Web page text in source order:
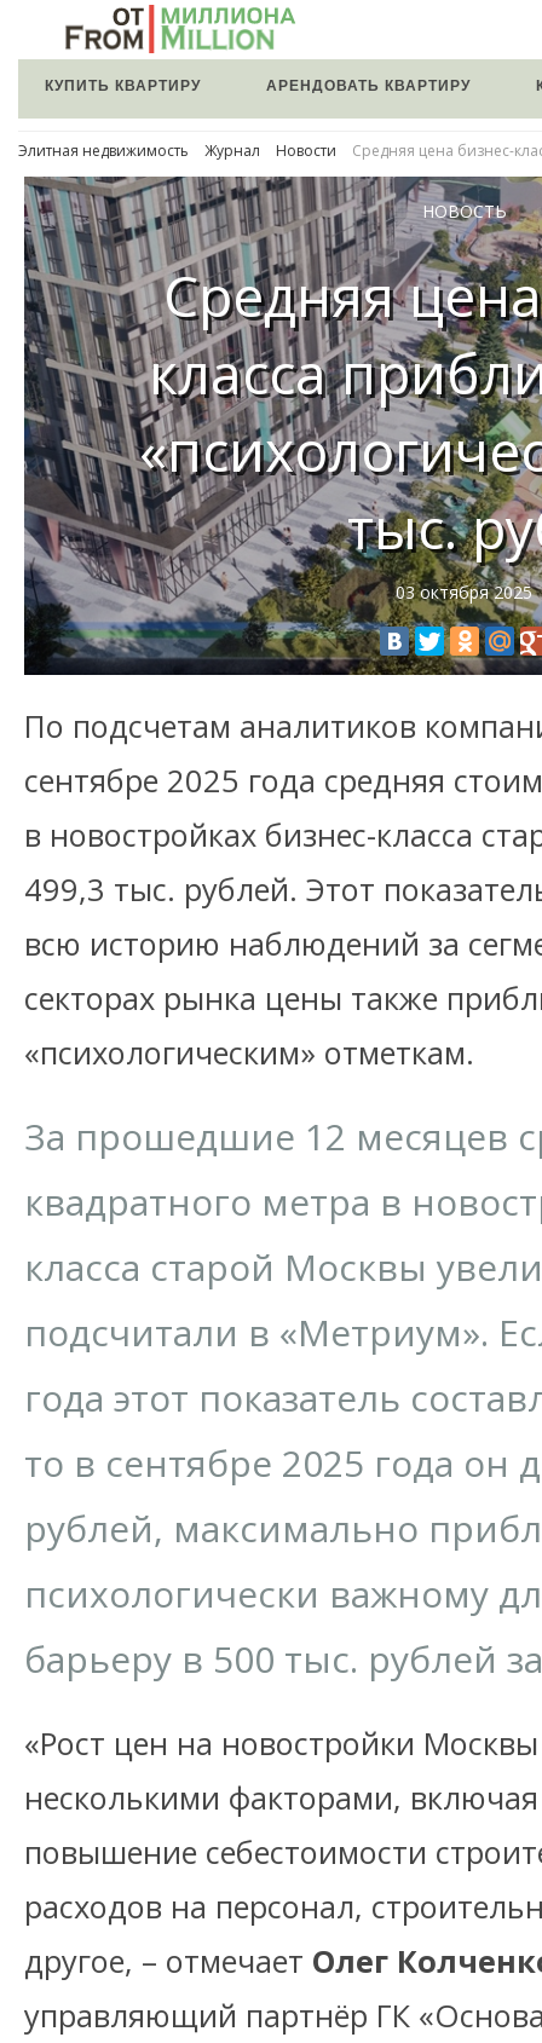
КУПИТЬ КВАРТИРУ АРЕНДОВАТЬ КВАРТИРУ
Элитная недвижимость Журнал Новости Средняя цена бизнес-
НОВОСТЬ
Средняя
класса
тыс.
03 октября 2025
По подсчетам аналитиков
сентябре 2025 года средняя
в новостройках бизнес-класса
499,3 тыс. рублей. Этот
всю историю наблюдений за
секторах рынка цены также
«психологическим» отметкам.
За прошедшие 12 месяцев
квадратного метра в
класса старой Москвы
подсчитали в «Метриум».
года этот показатель
то в сентябре 2025 года он
рублей, максимально
психологически важному
барьеру в 500 тыс. рублей
«Рост цен на новостройки
несколькими факторами,
повышение себестоимости
расходов на персонал,
другое, – отмечает Олег
управляющий партнёр ГК